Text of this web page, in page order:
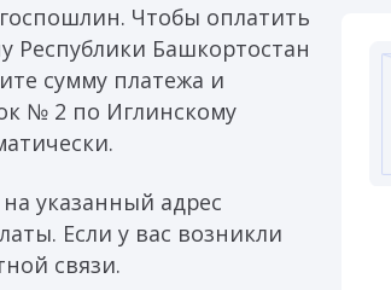
Чтобы оплатить
Республики Башкортостан
сумму платежа и
№ 2 по Иглинскому
указанный адрес
Если у вас возникли
связи.